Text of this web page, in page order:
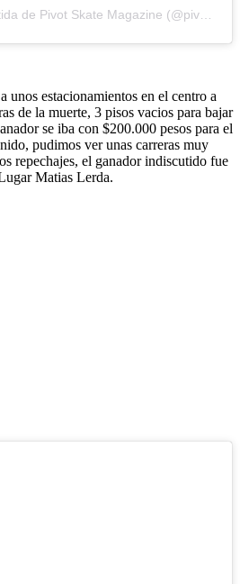
unos estacionamientos en el centro a
de la muerte, 3 pisos vacios para bajar
se iba con $200.000 pesos para el
pudimos ver unas carreras muy
repechajes, el ganador indiscutido fue
Matias Lerda.